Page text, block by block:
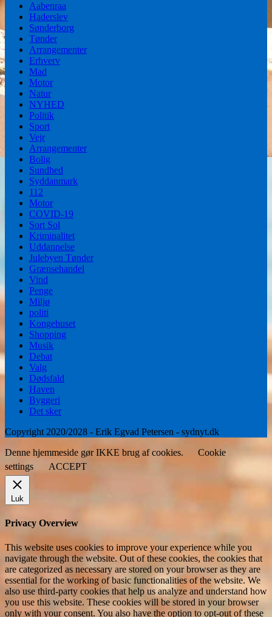
Aabenraa
Haderslev
Sønderborg
Tønder
Arrangementer
Erhverv
Mad
Motor
Natur
NYHED
Politik
Sport
Vejr
Arrangementer
Bolig
Sundhed
Syddanmark
112
Motor
COVID-19
Sort Sol
Kriminalitet
Uddannelse
Julebyen Tønder
Grænsehandel
Vind
Penge
Miljø
politi
Kongehuset
Shopping
Musik
Debat
Valg
Dødsfald
Haven
Byggeri
Det sker
Copyright 2020/2028 - Erik Egvad Petersen - sydnyt.dk
Denne hjemmeside gør IKKE brug af cookies.
Cookie
settings
ACCEPT
Luk
Privacy Overview
This website uses cookies to improve your experience while you
navigate through the website. Out of these cookies, the cookies that
are categorized as necessary are stored on your browser as they are
essential for the working of basic functionalities of the website. We
also use third-party cookies that help us analyze and understand how
you use this website. These cookies will be stored in your browser
only with your consent. You also have the option to opt-out of these